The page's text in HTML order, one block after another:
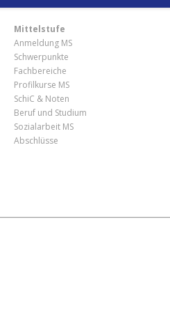
Mittelstufe
Anmeldung MS
Schwerpunkte
Fachbereiche
Profilkurse MS
SchiC & Noten
Beruf und Studium
Sozialarbeit MS
Abschlüsse